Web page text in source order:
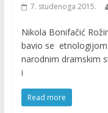
7. studenoga 2015.
Nikola Bonifačić
bavio se
narodnim dramskim
i
Read more